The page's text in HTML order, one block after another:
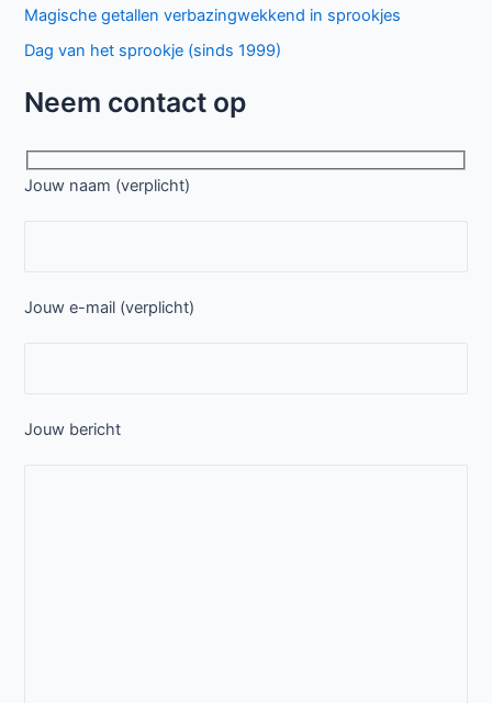
Magische getallen verbazingwekkend in sprookjes
Dag van het sprookje (sinds 1999)
Neem contact op
Jouw naam (verplicht)
Jouw e-mail (verplicht)
Jouw bericht